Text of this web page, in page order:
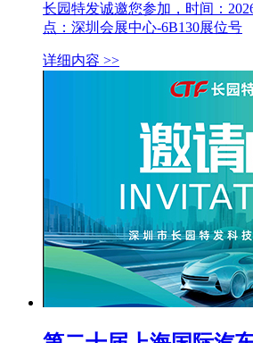
长园特发诚邀您参加，时间：
点：深圳会展中心-6B130展位号
详细内容 >>